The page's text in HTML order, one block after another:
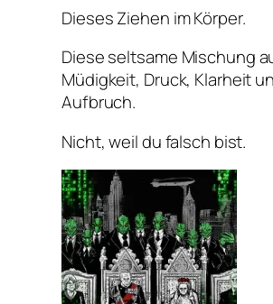
Dieses Ziehen im Körper.
Diese seltsame Mischung
Müdigkeit, Druck, Klarheit
Aufbruch.
Nicht, weil du falsch bist.